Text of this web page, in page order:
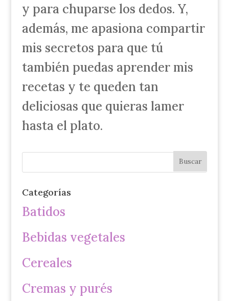
y para chuparse los dedos. Y,
además, me apasiona compartir
mis secretos para que tú
también puedas aprender mis
recetas y te queden tan
deliciosas que quieras lamer
hasta el plato.
Categorías
Batidos
Bebidas vegetales
Cereales
Cremas y purés